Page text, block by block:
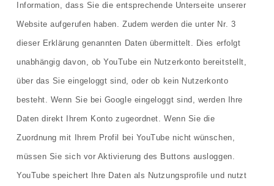
Information, dass Sie die entsprechende Unterseite unserer
Website aufgerufen haben. Zudem werden die unter Nr. 3
dieser Erklärung genannten Daten übermittelt. Dies erfolgt
unabhängig davon, ob YouTube ein Nutzerkonto bereitstellt,
über das Sie eingeloggt sind, oder ob kein Nutzerkonto
besteht. Wenn Sie bei Google eingeloggt sind, werden Ihre
Daten direkt Ihrem Konto zugeordnet. Wenn Sie die
Zuordnung mit Ihrem Profil bei YouTube nicht wünschen,
müssen Sie sich vor Aktivierung des Buttons ausloggen.
YouTube speichert Ihre Daten als Nutzungsprofile und nutzt